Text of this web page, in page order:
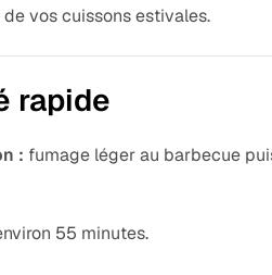
vos cuissons estivales.
rapide
: fumage léger au barbecue
55 minutes.